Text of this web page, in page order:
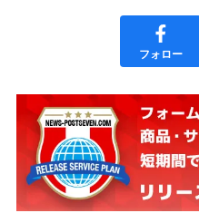
フォロー